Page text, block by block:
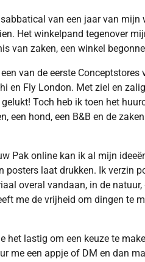
van een jaar van mijn
Het winkelpand tegenover
van zaken, een winkel
van de eerste Conceptstores
en Fly London. Met ziel en
Toch heb ik toen het
een hond, een B&B en de
Pak online kan ik al mijn
laat drukken. Ik verzin
overal vandaan, in de
me de vrijheid om dingen te
het lastig om een keuze te
me een appje of DM en dan